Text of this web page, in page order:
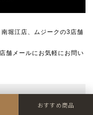
南堀江店、ムジーク の3店舗
舗メールにお気軽にお問い
おすすめ商品